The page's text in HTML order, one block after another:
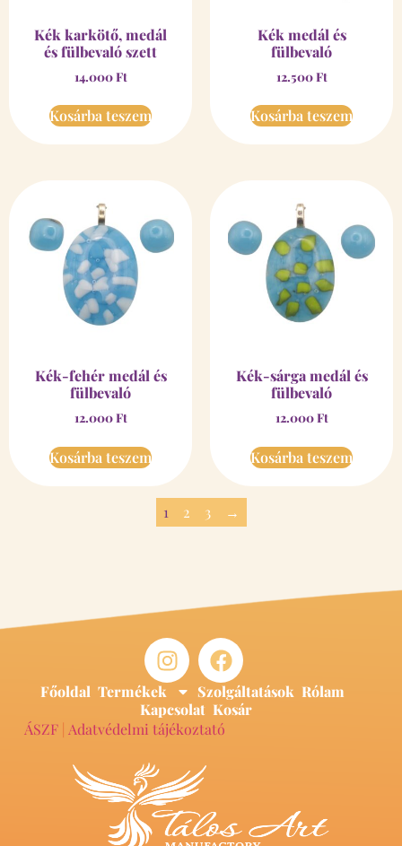
Kék karkötő, medál
és fülbevaló szett
14.000Ft
Kosárba teszem
Kék medál és
fülbevaló
12.500Ft
Kosárba teszem
Kék-fehér medál és
fülbevaló
12.000Ft
Kosárba teszem
Kék-sárga medál és
fülbevaló
12.000Ft
Kosárba teszem
1 2 3 →
Főoldal Termékek Szolgáltatások Rólam
Kapcsolat Kosár
ÁSZF| Adatvédelmi tájékoztató